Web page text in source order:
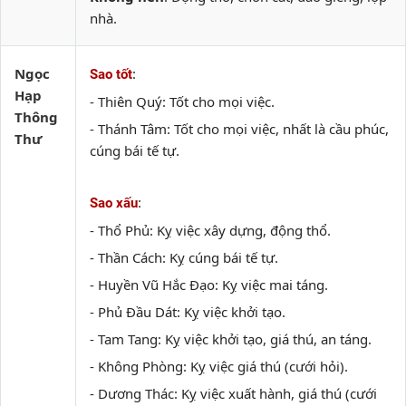
nhà.
Ngọc
Hạp
Thông
Thư
Sao tốt:
- Thiên Quý: Tốt cho mọi việc.
- Thánh Tâm: Tốt cho mọi việc, nhất là cầu phúc,
cúng bái tế tự.
Sao xấu:
- Thổ Phủ: Kỵ việc xây dựng, động thổ.
- Thần Cách: Kỵ cúng bái tế tự.
- Huyền Vũ Hắc Đạo: Kỵ việc mai táng.
- Phủ Đầu Dát: Kỵ việc khởi tạo.
- Tam Tang: Kỵ việc khởi tạo, giá thú, an táng.
- Không Phòng: Kỵ việc giá thú (cưới hỏi).
- Dương Thác: Kỵ việc xuất hành, giá thú (cưới